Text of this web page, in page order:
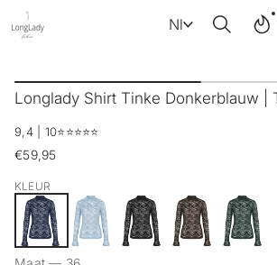
Nl
a
n
a
r
r
o
c
Longlady Shirt Tinke Donkerblauw |
9,4 | 10⭐️⭐️⭐️⭐️⭐️
Reguliere
prijs
€59,95
KLEUR